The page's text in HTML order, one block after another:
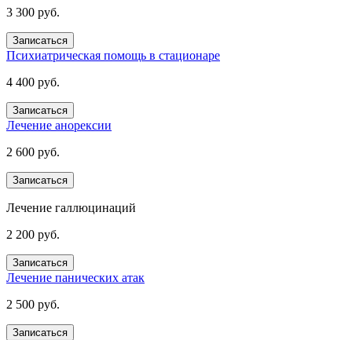
3 300 руб.
Записаться
Психиатрическая помощь в стационаре
4 400 руб.
Записаться
Лечение анорексии
2 600 руб.
Записаться
Лечение галлюцинаций
2 200 руб.
Записаться
Лечение панических атак
2 500 руб.
Записаться